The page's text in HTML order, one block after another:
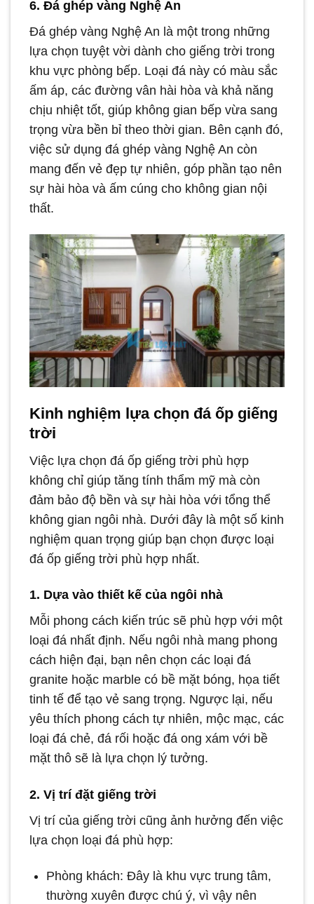
6. Đá ghép vàng Nghệ An
Đá ghép vàng Nghệ An là một trong những
lựa chọn tuyệt vời dành cho giếng trời trong
khu vực phòng bếp. Loại đá này có màu sắc
ấm áp, các đường vân hài hòa và khả năng
chịu nhiệt tốt, giúp không gian bếp vừa sang
trọng vừa bền bỉ theo thời gian. Bên cạnh đó,
việc sử dụng đá ghép vàng Nghệ An còn
mang đến vẻ đẹp tự nhiên, góp phần tạo nên
sự hài hòa và ấm cúng cho không gian nội
thất.
Kinh nghiệm lựa chọn đá ốp giếng
trời
Việc lựa chọn đá ốp giếng trời phù hợp
không chỉ giúp tăng tính thẩm mỹ mà còn
đảm bảo độ bền và sự hài hòa với tổng thể
không gian ngôi nhà. Dưới đây là một số kinh
nghiệm quan trọng giúp bạn chọn được loại
đá ốp giếng trời phù hợp nhất.
1. Dựa vào thiết kế của ngôi nhà
Mỗi phong cách kiến trúc sẽ phù hợp với một
loại đá nhất định. Nếu ngôi nhà mang phong
cách hiện đại, bạn nên chọn các loại đá
granite hoặc marble có bề mặt bóng, họa tiết
tinh tế để tạo vẻ sang trọng. Ngược lại, nếu
yêu thích phong cách tự nhiên, mộc mạc, các
loại đá chẻ, đá rối hoặc đá ong xám với bề
mặt thô sẽ là lựa chọn lý tưởng.
2. Vị trí đặt giếng trời
Vị trí của giếng trời cũng ảnh hưởng đến việc
lựa chọn loại đá phù hợp:
Phòng khách: Đây là khu vực trung tâm,
thường xuyên được chú ý, vì vậy nên